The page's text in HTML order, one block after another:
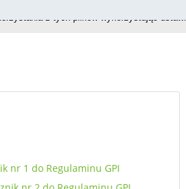
na najwyższym poziomie, serwis GPI
z tych plików wykorzystując
nr 1 do Regulaminu GPI